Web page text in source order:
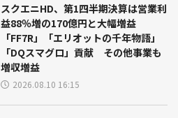
スクエニHD、第1四半期決算は営業利
益88％増の170億円と大幅増益
「FF7R」「エリオットの千年物語」
「DQスマグロ」貢献 その他事業も
増収増益
2026.08.10 16:15